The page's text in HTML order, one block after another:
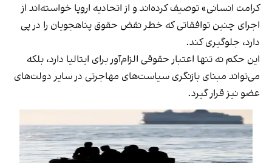
کرامت انسانی» توصیف کرده‌اند و از اتحادیه اروپا خواسته‌اند از
اجرای چنین توافقاتی که خطر نقض حقوق پناهجویان را در پی
دارد، جلوگیری کند.
این حکم نه‌ تنها اعتبار حقوقی الزام‌آور برای ایتالیا دارد، بلکه
می‌تواند مبنای بازنگری سیاست‌های مهاجرتی در سایر دولت‌های
عضو نیز قرار گیرد.